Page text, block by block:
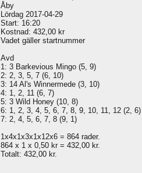
Åby
Lördag 2017-04-29
Start: 16:20
Kostnad: 432,00 kr
Vadet gäller startnummer
Avd
1: 3 Barkevious Mingo (5, 9)
2: 2, 3, 5, 7 (6, 10)
3: 14 Al's Winnermede (3, 10)
4: 1, 2, 11 (6, 7)
5: 3 Wild Honey (10, 8)
6: 1, 2, 3, 4, 5, 6, 7, 8, 9, 10, 11, 12 (2, 6)
7: 2, 4, 5, 6, 7, 8 (9, 1)
1x4x1x3x1x12x6 = 864 rader.
864 x 1 x 0,50 kr = 432,00 kr.
Totalt: 432,00 kr.